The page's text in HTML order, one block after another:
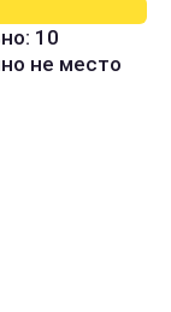
10
не место